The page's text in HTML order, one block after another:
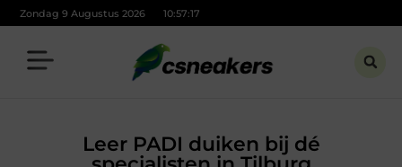
Zondag 9 Augustus 2026 10:57:18
Leer PADI duiken bij dé